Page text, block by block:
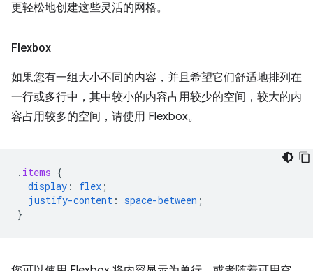
更轻松地创建这些灵活的网格。
Flexbox
如果您有一组大小不同的内容，并且希望它们舒适地排列在
一行或多行中，其中较小的内容占用较少的空间，较大的内
容占用较多的空间，请使用 Flexbox。
. items {
display : flex ;
justify-content : space-between ;
}